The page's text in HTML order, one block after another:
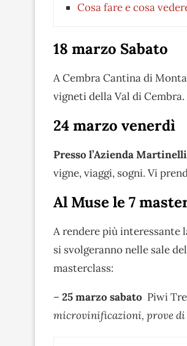
Cosa fare e cosa
18 marzo Sabato
A Cembra Cantina di
vigneti della Val di
24 marzo venerdì
Presso l’Azienda
vigne, viaggi, sogni. Vi
Al Muse le 7
A rendere più interessante
si svolgeranno nelle sale
masterclass:
– 25 marzo sabato Piwi
microvinificazioni, prove